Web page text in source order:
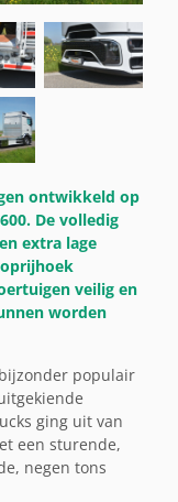
ontwikkeld op
De volledig
extra lage
veilig en
worden
populair
ging uit van
een sturende,
negen tons